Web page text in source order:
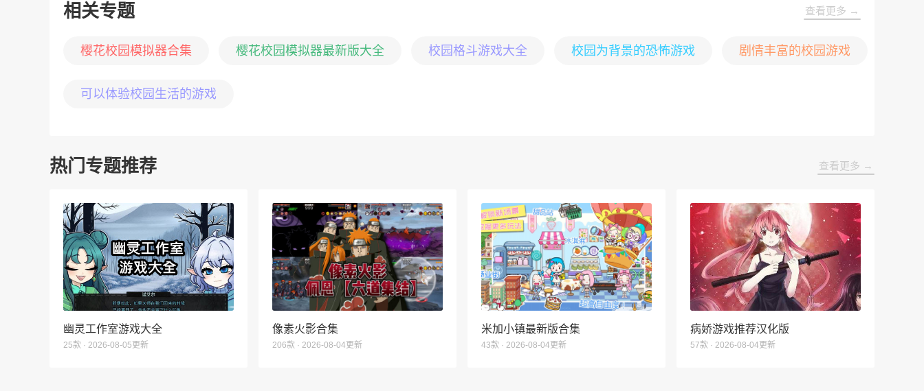
相关专题 查看更多 →
樱花校园模拟器合集 樱花校园模拟器最新版大全 校园格斗游戏大全 校园为背景的恐怖游戏 剧情丰富的校园游戏
可以体验校园生活的游戏
热门专题推荐 查看更多 →
幽灵工作室游戏大全
25款 · 2026-08-05更新
像素火影合集
206款 · 2026-08-04更新
米加小镇最新版合集
43款 · 2026-08-04更新
病娇游戏推荐汉化版
57款 · 2026-08-04更新